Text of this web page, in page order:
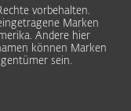
vorbehalten.
Marken
Andere hier
können Marken
sein.